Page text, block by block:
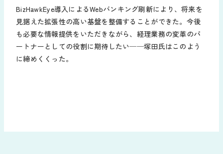
BizHawkEye導入によるWebバンキング刷新により、将来を
見据えた拡張性の高い基盤を整備することができた。今後
も必要な情報提供をいただきながら、経理業務の変革のパ
ートナーとしての役割に期待したい──塚田氏はこのよう
に締めくくった。